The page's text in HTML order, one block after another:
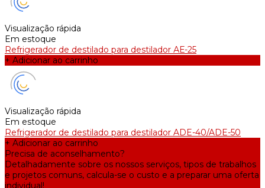
Visualização rápida
Em estoque
Refrigerador de destilado para destilador АЕ-25
+ Adicionar ao carrinho
Visualização rápida
Em estoque
Refrigerador de destilado para destilador ADE-40/ADE-50
+ Adicionar ao carrinho
Precisa de aconselhamento?
Detalhadamente sobre os nossos serviços, tipos de trabalhos
e projetos comuns, calcula-se o custo e a preparar uma oferta
individual!